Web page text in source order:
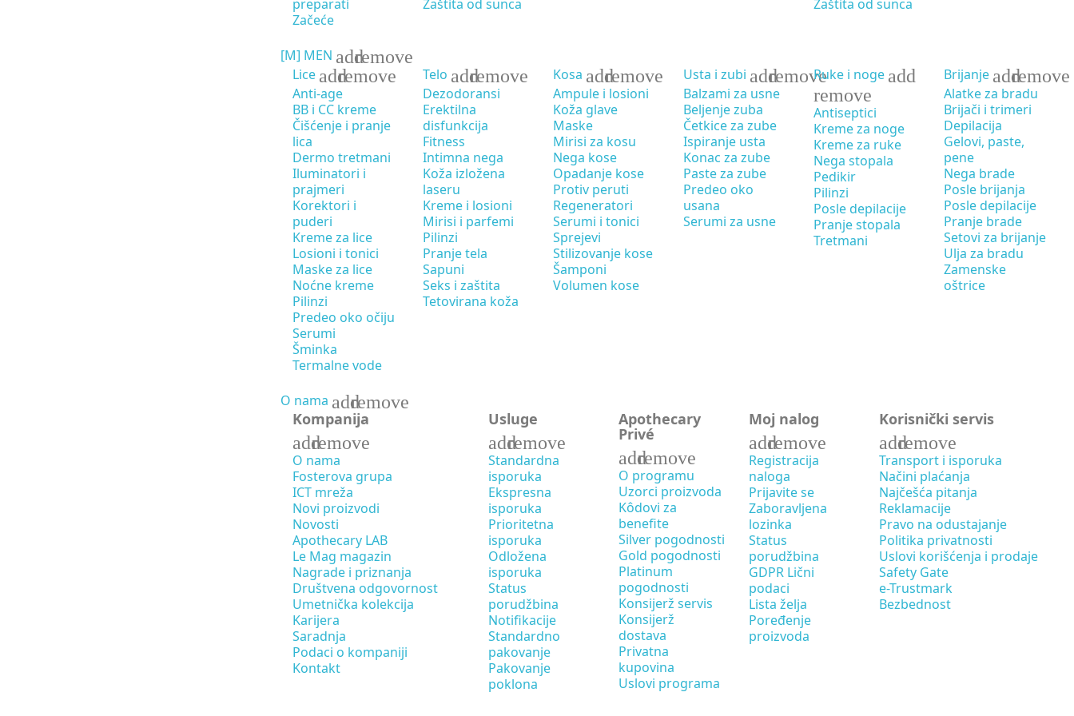
preparati
Začeće
Zaštita od sunca Zaštita od sunca
[M] MEN addremove
Lice addremove
Anti-age
BB i CC kreme
Čišćenje i pranje
lica
Dermo tretmani
Iluminatori i
prajmeri
Korektori i
puderi
Kreme za lice
Losioni i tonici
Maske za lice
Noćne kreme
Pilinzi
Predeo oko očiju
Serumi
Šminka
Termalne vode
Telo addremove
Dezodoransi
Erektilna
disfunkcija
Fitness
Intimna nega
Koža izložena
laseru
Kreme i losioni
Mirisi i parfemi
Pilinzi
Pranje tela
Sapuni
Seks i zaštita
Tetovirana koža
Kosa addremove
Ampule i losioni
Koža glave
Maske
Mirisi za kosu
Nega kose
Opadanje kose
Protiv peruti
Regeneratori
Serumi i tonici
Sprejevi
Stilizovanje kose
Šamponi
Volumen kose
Usta i zubi addremove
Balzami za usne
Beljenje zuba
Četkice za zube
Ispiranje usta
Konac za zube
Paste za zube
Predeo oko
usana
Serumi za usne
Ruke i noge add
remove
Antiseptici
Kreme za noge
Kreme za ruke
Nega stopala
Pedikir
Pilinzi
Posle depilacije
Pranje stopala
Tretmani
Brijanje addremove
Alatke za bradu
Brijači i trimeri
Depilacija
Gelovi, paste,
pene
Nega brade
Posle brijanja
Posle depilacije
Pranje brade
Setovi za brijanje
Ulja za bradu
Zamenske
oštrice
O nama addremove
Kompanija
addremove
O nama
Fosterova grupa
ICT mreža
Novi proizvodi
Novosti
Apothecary LAB
Le Mag magazin
Nagrade i priznanja
Društvena odgovornost
Umetnička kolekcija
Karijera
Saradnja
Podaci o kompaniji
Kontakt
Usluge
addremove
Standardna
isporuka
Ekspresna
isporuka
Prioritetna
isporuka
Odložena
isporuka
Status
porudžbina
Notifikacije
Standardno
pakovanje
Pakovanje
poklona
Apothecary
Privé
addremove
O programu
Uzorci proizvoda
Kôdovi za
benefite
Silver pogodnosti
Gold pogodnosti
Platinum
pogodnosti
Konsijerž servis
Konsijerž
dostava
Privatna
kupovina
Uslovi programa
Moj nalog
addremove
Registracija
naloga
Prijavite se
Zaboravljena
lozinka
Status
porudžbina
GDPR Lični
podaci
Lista želja
Poređenje
proizvoda
Korisnički servis
addremove
Transport i isporuka
Načini plaćanja
Najčešća pitanja
Reklamacije
Pravo na odustajanje
Politika privatnosti
Uslovi korišćenja i prodaje
Safety Gate
e-Trustmark
Bezbednost